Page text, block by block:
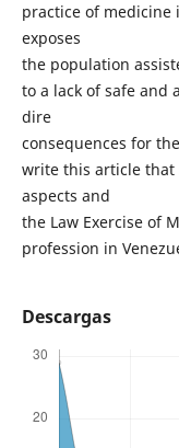
practice of
exposes
the population
to a lack of safe and
dire
consequences for
write this article that
aspects and
the Law Exercise of
profession in
Descargas